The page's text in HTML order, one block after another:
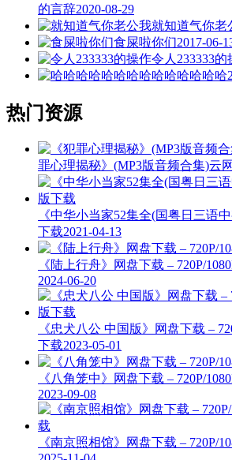
的言辞2020-08-29
就知道气你老
食屎啦你们2017-06-
令人233333的
哈哈哈哈哈哈哈
热门资源
罪心理揭秘》(MP3版音频合集)云
《中华小当家52集全(国粤日三语
下载2021-04-13
《陆上行舟》网盘下载 – 720P/
2024-06-20
《忠犬八公 中国版》网盘下载 –
下载2023-05-01
《八角笼中》网盘下载 – 720P/
2023-09-08
《南京照相馆》网盘下载 – 720P/